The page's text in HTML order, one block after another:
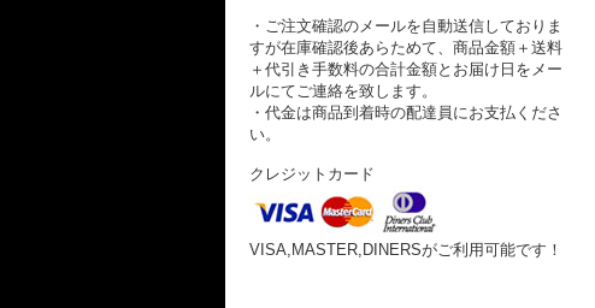
・ご注文確認のメールを自動送信しておりま
すが在庫確認後あらためて、商品金額＋送料
＋代引き手数料の合計金額とお届け日をメー
ルにてご連絡を致します。
・代金は商品到着時の配達員にお支払くださ
い。
クレジットカード
VISA,MASTER,DINERSがご利用可能です！